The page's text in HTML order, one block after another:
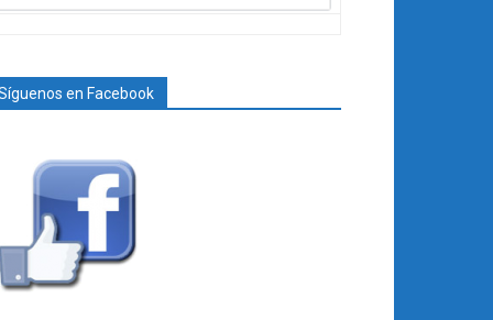
en Facebook